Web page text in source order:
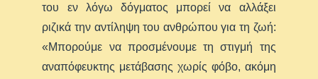
του εν λόγω δόγματος μπορεί να αλλάξει
ριζικά την αντίληψη του ανθρώπου για τη ζωή:
«Μπορούμε να προσμένουμε τη στιγμή της
αναπόφευκτης μετάβασης χωρίς φόβο, ακόμη